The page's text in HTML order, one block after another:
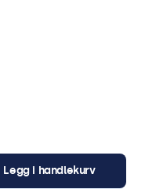
Legg i handlekurv